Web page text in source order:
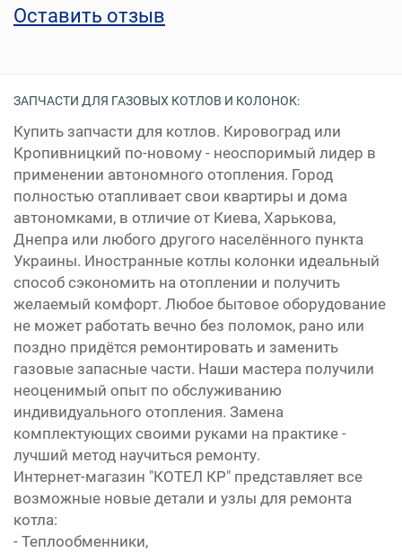
Оставить отзыв
ЗАПЧАСТИ ДЛЯ ГАЗОВЫХ КОТЛОВ И КОЛОНОК:
Купить запчасти для котлов. Кировоград или
Кропивницкий по-новому - неоспоримый лидер в
применении автономного отопления. Город
полностью отапливает свои квартиры и дома
автономками, в отличие от Киева, Харькова,
Днепра или любого другого населённого пункта
Украины. Иностранные котлы колонки идеальный
способ сэкономить на отоплении и получить
желаемый комфорт. Любое бытовое оборудование
не может работать вечно без поломок, рано или
поздно придётся ремонтировать и заменить
газовые запасные части. Наши мастера получили
неоценимый опыт по обслуживанию
индивидуального отопления. Замена
комплектующих своими руками на практике -
лучший метод научиться ремонту.
Интернет-магазин "КОТЕЛ КР" представляет все
возможные новые детали и узлы для ремонта
котла:
- Теплообменники,